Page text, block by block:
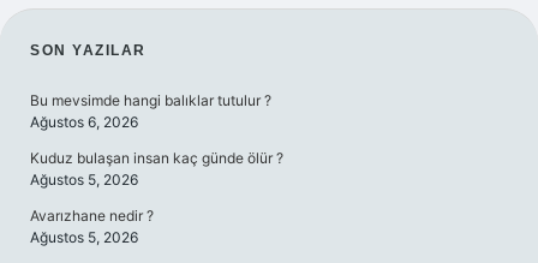
SIDEBAR
SON YAZILAR
Bu mevsimde hangi balıklar tutulur ?
Ağustos 6, 2026
Kuduz bulaşan insan kaç günde ölür ?
Ağustos 5, 2026
Avarızhane nedir ?
Ağustos 5, 2026